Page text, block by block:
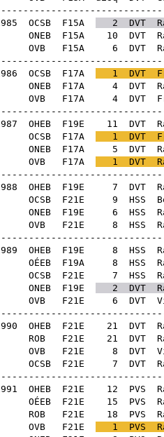
OCSB F15A 2 DVT
ONEB F15A 10 DVT
OVB F15A 6 DVT
OCSB F17A 1 DVT
ONEB F17A 4 DVT
OVB F17A 4 DVT
OHEB F19E 11 DVT
OCSB F17A 1 DVT
ONEB F17A 5 DVT
OVB F17A 1 DVT
OHEB F19E 7 DVT
OCSB F21E 9 HSS
ONEB F19E 6 HSS
OVB F21E 8 HSS
OHEB F19E 8 HSS
OÉEB F19A 8 HSS
OCSB F21E 7 HSS
ONEB F19E 2 DVT
OVB F21E 6 DVT
OHEB F21E 21 DVT
ROB F21E 21 DVT
OVB F21E 8 DVT
OCSB F21E 7 DVT
OHEB F21E 12 PVS
OÉEB F21E 15 PVS
ROB F21E 18 PVS
OVB F21E 1 PVS